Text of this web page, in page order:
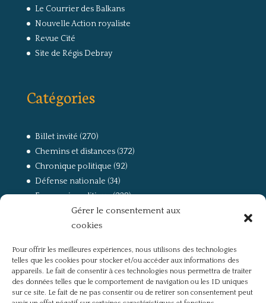
Gérer le consentement aux
cookies
Pour offrir les meilleures expériences, nous utilisons des technologies
telles que les cookies pour stocker et/ou accéder aux informations des
appareils. Le fait de consentir à ces technologies nous permettra de traiter
des données telles que le comportement de navigation ou les ID uniques
sur ce site. Le fait de ne pas consentir ou de retirer son consentement peut
Le Courrier des Balkans
Nouvelle Action royaliste
Revue Cité
Site de Régis Debray
Catégories
Billet invité (270)
Chemins et distances(372)
Chronique politique (92)
Défense nationale (34)
Economie politique(238)
(168)
La guerre, la Résistance et la Déportation
Non classé(42)
Partis politiques, intelligentsia, médias(750)
Présentation(4)
Références(57)